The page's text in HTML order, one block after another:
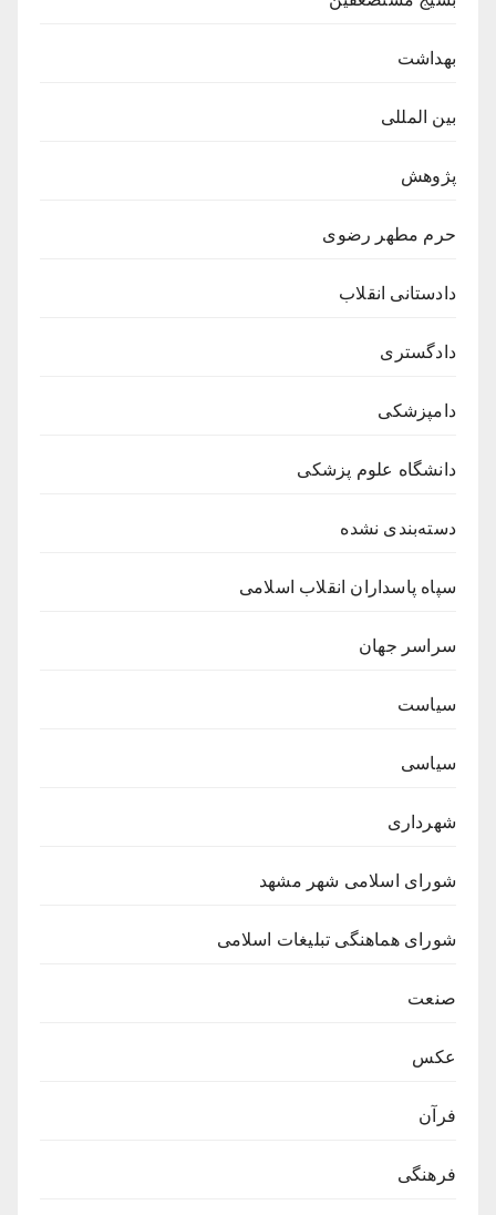
بهداشت
بین المللی
پژوهش
حرم مطهر رضوی
دادستانی انقلاب
دادگستری
دامپزشکی
دانشگاه علوم پزشکی
دسته‌بندی نشده
سپاه پاسداران انقلاب اسلامی
سراسر جهان
سیاست
سیاسی
شهرداری
شورای اسلامی شهر مشهد
شورای هماهنگی تبلیغات اسلامی
صنعت
عکس
فرآن
فرهنگی